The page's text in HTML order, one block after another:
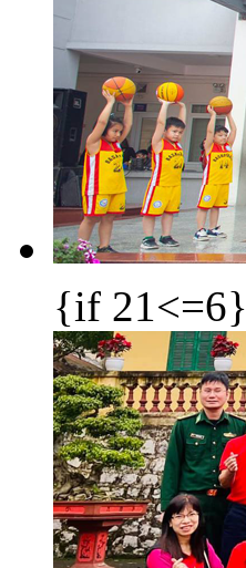
{if 21<=6}